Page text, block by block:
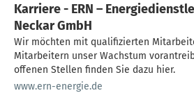
Karriere - ERN –
Neckar GmbH
Wir möchten mit qualifizierten
Mitarbeitern unser Wachstum
offenen Stellen finden Sie dazu hier.
www.ern-energie.de